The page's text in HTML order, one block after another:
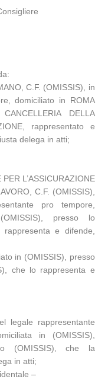
C.F. (OMISSIS), in
domiciliato in ROMA
DELLA
rappresentato e
delega in atti;
L’ASSICURAZIONE
C.F. (OMISSIS),
pro tempore,
presso lo
rappresenta e difende,
in (OMISSIS), presso
che lo rappresenta e
legale rappresentante
in (OMISSIS),
(OMISSIS), che la
in atti;
–